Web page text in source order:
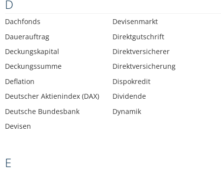
D
Dachfonds
Dauerauftrag
Deckungskapital
Deckungssumme
Deflation
Deutscher Aktienindex (DAX)
Deutsche Bundesbank
Devisen
Devisenmarkt
Direktgutschrift
Direktversicherer
Direktversicherung
Dispokredit
Dividende
Dynamik
E